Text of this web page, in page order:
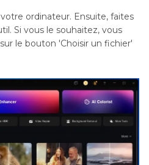
ordinateur. Ensuite, faites
Si vous le souhaitez, vous
le bouton 'Choisir un fichier'